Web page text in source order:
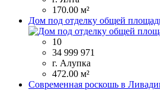
170.00 м²
Дом под отделку общей
10
34 999 971
г. Алупка
472.00 м²
Современная роскошь в